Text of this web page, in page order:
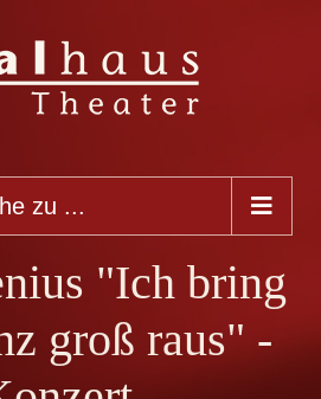
zu ...
"Ich bring
groß raus" -